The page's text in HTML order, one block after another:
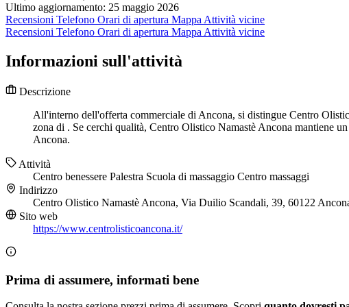
Ultimo aggiornamento: 25 maggio 2026
Recensioni Telefono Orari di apertura Mappa Attività vicine
Recensioni Telefono Orari di apertura Mappa Attività vicine
Informazioni sull'attività
Descrizione
All'interno dell'offerta commerciale di Ancona, si distingue Centro
zona di . Se cerchi qualità, Centro Olistico Namastè Ancona mantiene
Ancona.
Attività
Centro benessere Palestra Scuola di massaggio Centro massaggi
Indirizzo
Centro Olistico Namastè Ancona, Via Duilio Scandali, 39, 60122
Sito web
https://www.centrolisticoancona.it/
Prima di assumere, informati bene